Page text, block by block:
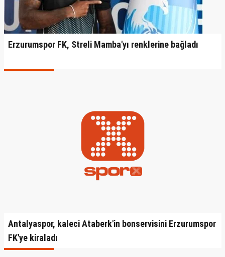
Erzurumspor FK, Streli Mamba'yı renklerine bağladı
Antalyaspor, kaleci Ataberk'in bonservisini Erzurumspor
FK'ye kiraladı